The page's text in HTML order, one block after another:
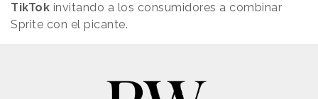
TikTok invitando a los consumidores a combinar
Sprite con el picante.